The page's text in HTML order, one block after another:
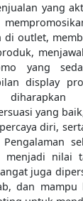
yang
di outlet,
yang
display
yang
diri,
menjadi nilai
juga
dan